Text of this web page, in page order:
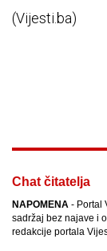
(Vijesti.ba)
Chat čitatelja
NAPOMENA - Portal
sadržaj bez najave i
redakcije portala